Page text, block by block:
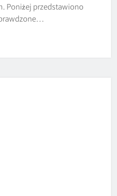
Poniżej przedstawiono